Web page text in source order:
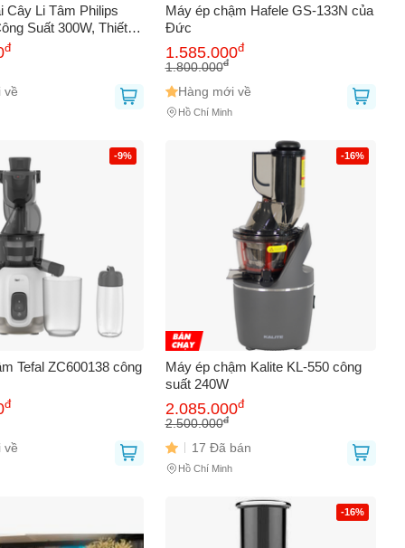
Cây Li Tâm Philips
Suất 300W, Thiết
và An Toàn, Bảo Hành
Chính Hãng
đ
về
Máy ép chậm Hafele GS-133N của
Đức
1.585.000đ
1.800.000đ
Hàng mới về
Hồ Chí Minh
-9%
Tefal ZC600138 công
đ
về
-16%
Máy ép chậm Kalite KL-550 công
suất 240W
2.085.000đ
2.500.000đ
17 Đã bán
Hồ Chí Minh
-16%